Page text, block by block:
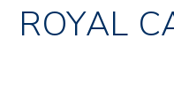
ROYAL